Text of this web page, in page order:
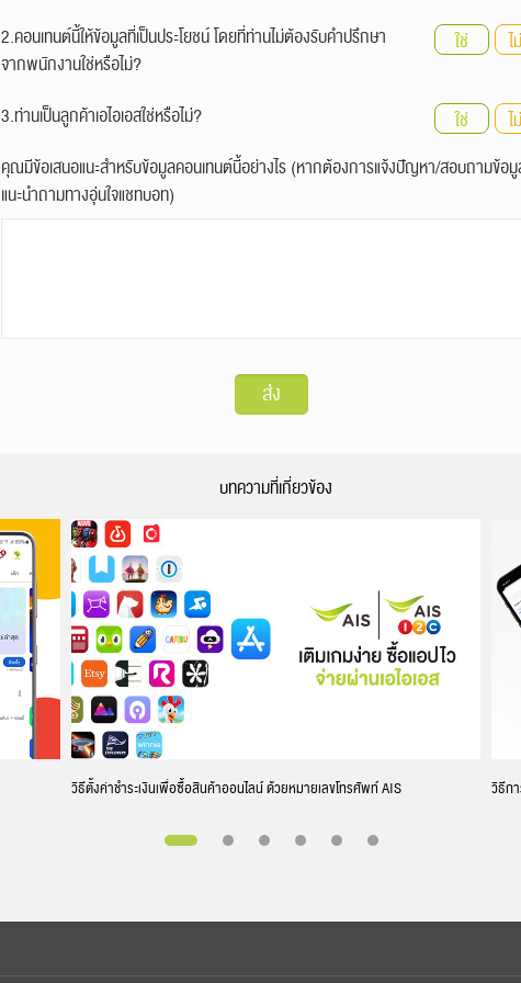
2.คอนเทนต์นี้ให้ข้อมูลที่เป็นประโยชน์ โดยที่ท่านไม่ต้องรับคำปรึกษา
จากพนักงานใช่หรือไม่?
ใช่ ไ
3.ท่านเป็นลูกค้าเอไอเอสใช่หรือไม่? ใช่
ไ
คุณมีข้อเสนอแนะสำหรับข้อมูลคอนเทนต์นี้อย่างไร (หากต้องการแจ้งปัญหา/สอบถามข้อ
แนะนำถามทางอุ่นใจแชทบอท)
บทความที่เกี่ยวข้อง
วิธีตั้งค่าชำระเงินเพื่อซื้อสินค้าออนไลน์ ด้วยหมายเลขโทรศัพท์ AIS วิธีก